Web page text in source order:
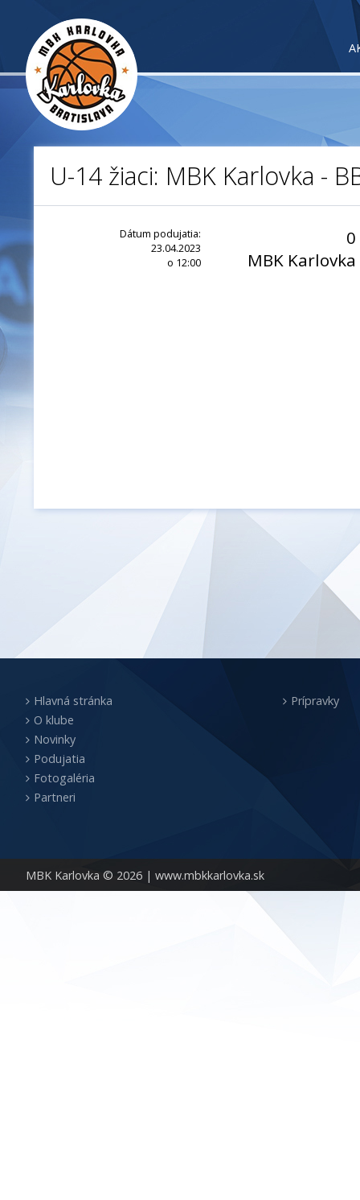
U-14 žiaci: MBK Karlovka -
Dátum podujatia:
23.04.2023
o 12:00
0
MBK Karlovka
MBK Karlovka © 2026 | www.mbkkarlovka.sk
Hlavná stránka
O klube
Novinky
Podujatia
Fotogaléria
Partneri
Prípravky